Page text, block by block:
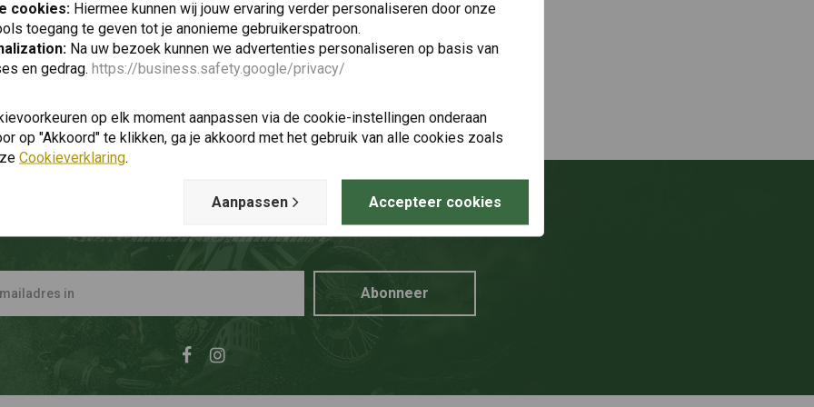
aan winkelwagen
voor
de hoogte blijven + 5% korting?
Abonneer
cookies: Hiermee kunnen wij jouw ervaring verder personaliseren door onze
toegang te geven tot je anonieme gebruikerspatroon.
Na uw bezoek kunnen we advertenties personaliseren op basis van
en gedrag. https://business.safety.google/privacy/
op elk moment aanpassen via de cookie-instellingen onderaan
op "Akkoord" te klikken, ga je akkoord met het gebruik van alle cookies zoals
Cookieverklaring.
Aanpassen Accepteer cookies